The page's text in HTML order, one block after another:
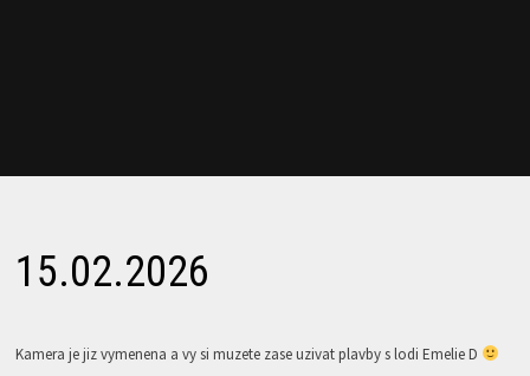
15.02.2026
Kamera je jiz vymenena a vy si muzete zase uzivat plavby s lodi Emelie D